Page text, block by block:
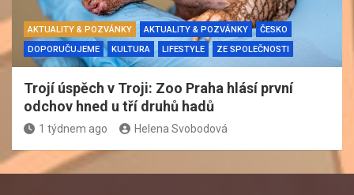
AKTUALITY & POZVÁNKY AKTUALITY & POZVÁNKY
ČESKO
DOPORUČUJEME
KULTURA LIFESTYLE ZE SPOLEČNOSTI
Trojí úspěch v Troji: Zoo Praha hlásí první
odchov hned u tří druhů hadů
1 týdnem ago Helena Svobodová